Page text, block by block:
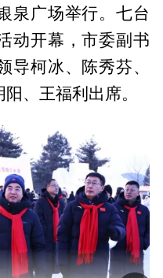
泉广场举行。七台
动开幕，市委副书
导柯冰、陈秀芬、
、王福利出席。